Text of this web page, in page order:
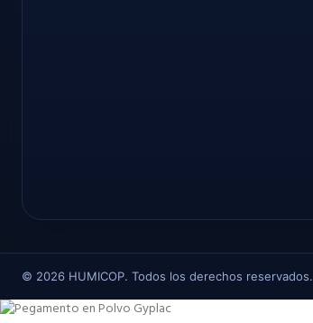
© 2026 HUMICOP. Todos los derechos reservados.